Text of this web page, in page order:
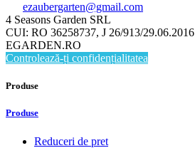
ezaubergarten@gmail.com
4 Seasons Garden SRL
CUI: RO 36258737, J 26/913/29.06.2016
EGARDEN.RO
Controlează-ți confidențialitatea
Produse
Produse
Reduceri de pret